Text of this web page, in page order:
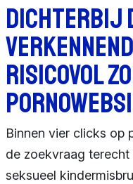
Dichterbij
risicovol
Binnen vier clicks op
de zoekvraag
seksueel